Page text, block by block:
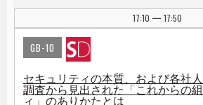
17:10 | 17:50
GB-10
セキュリティの本質、および各社
調査から見出された「これからの
ィ」のありかたとは